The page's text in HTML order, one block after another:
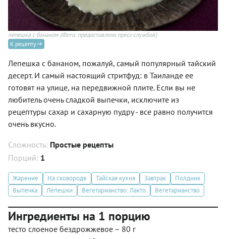
лепешка с бананом (Фото: предоставлено пресс-службой)
К рецепту
Лепешка с бананом, пожалуй, самый популярный тайский
десерт. И самый настоящий стритфуд: в Таиланде ее
готовят на улице, на передвижной плите. Если вы не
любитель очень сладкой выпечки, исключите из
рецептуры сахар и сахарную пудру - все равно получится
очень вкусно.
Сложность: Простые рецепты
Порций: 1
Жарение На сковороде Тайская кухня Завтрак
Полдник
Выпечка
Лепешки Вегетарианство: Лакто Вегетарианство
Ингредиенты на 1 порцию
тесто слоеное бездрожжевое – 80 г